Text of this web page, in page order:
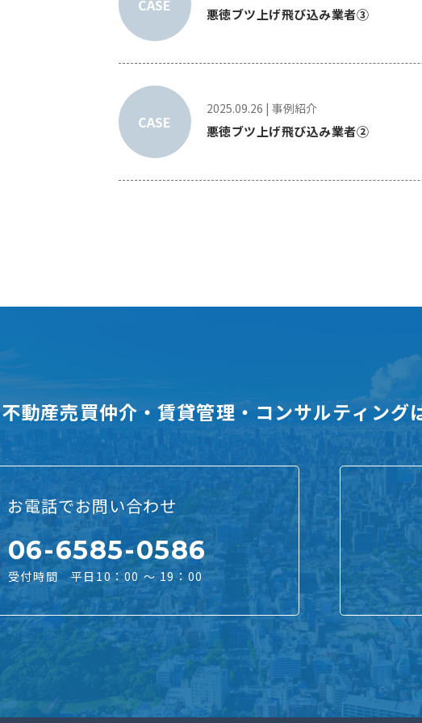
CASE 悪徳ブツ上げ飛び込み業者③
CASE
2025.09.26 | 事例紹介
悪徳ブツ上げ飛び込み業者②
不動産売買仲介・賃貸管理・コンサルティング
お電話でお問い合わせ
06-6585-0586
受付時間 平日10：00 ～ 19：00